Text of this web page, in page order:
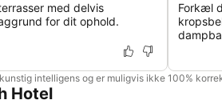
med delvis
for dit ophold.
Forkæl
intelligens og er muligvis ikke 100%
Hotel